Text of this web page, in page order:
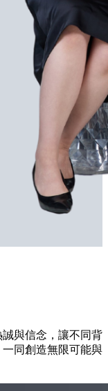
與信念，讓不同背
同創造無限可能與